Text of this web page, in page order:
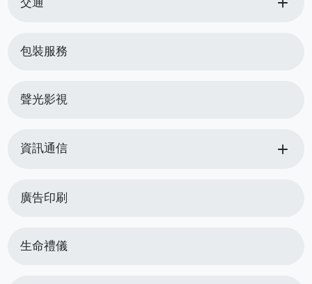
包裝服務
聲光影視
資訊通信 add
廣告印刷
生命禮儀